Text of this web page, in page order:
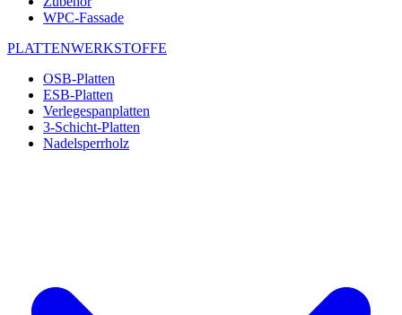
WPC-Fassade
PLATTENWERKSTOFFE
OSB-Platten
ESB-Platten
Verlegespanplatten
3-Schicht-Platten
Nadelsperrholz